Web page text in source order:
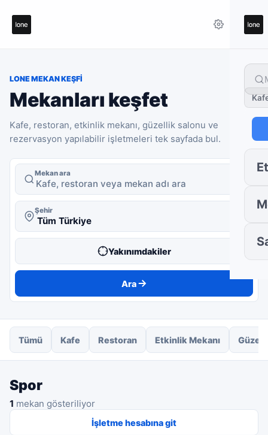
LONE MEKAN KEŞFI
Mekanları keşfet
Kafe, restoran, etkinlik mekanı, güzellik salonu ve
rezervasyon yapılabilir işletmeleri tek sayfada bul.
Mekan ara
Şehir
Yakınımdakiler
Ara
Tümü Kafe Restoran Etkinlik Mekanı
Spor
1 mekan gösteriliyor
İşletme hesabına git